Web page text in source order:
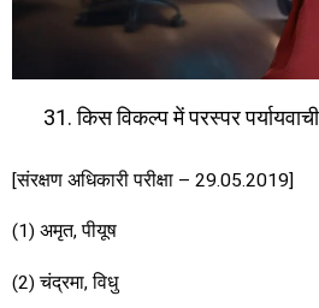
किस विकल्प में परस्पर
[संरक्षण अधिकारी परीक्षा – 29.05.2019]
(1) अमृत, पीयूष
(2) चंद्रमा, विधु